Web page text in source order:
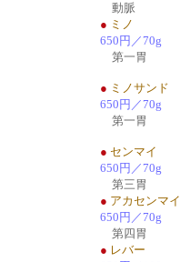
動脈
● ミノ
650円／70g
第一胃
● ミノサンド
650円／70g
第一胃
● センマイ
650円／70g
第三胃
● アカセンマイ
650円／70g
第四胃
● レバー